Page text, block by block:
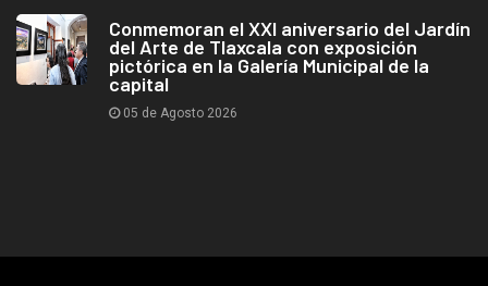
Conmemoran el XXI aniversario del Jardín
del Arte de Tlaxcala con exposición
pictórica en la Galería Municipal de la
capital
05 de Agosto 2026